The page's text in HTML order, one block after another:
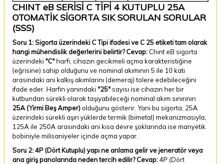
CHINT eB SERİSİ C TİPİ 4 KUTUPLU 25A
OTOMATİK SİGORTA SIK SORULAN SORULAR
(SSS)
Soru 1: Sigorta üzerindeki C Tipi ifadesi ve C 25 etiketi tam olarak
hangi mühendislik değerlerini belirtir?Cevap: Chint eB sigorta
üzerindeki "C"harfi, cihazın gecikmeli açma karakteristiğine
(eğrisine) sahip olduğunu ve nominal akımının 5 ile 10 katı
arasındaki ani kalkış akımlarını (demeraj) tolere edebileceğini
ifade eder. Harfin yanındaki "25" sayısı ise cihazın her bir
kutbundan sürekli olarak taşıyabileceği nominal akım sınırının
25A (Yirmi Beş Amper)olduğunu gösterir. Yani bu sigorta, 25A
üzerindeki sürekli aşırı yüklerde termik (bimetal) mekanizmasıyla,
125A ile 250A arasındaki ani kısa devre şoklarında ise manyetik
bobiniyle milisaniyeler içinde açma yapar.
Soru 2: 4P (Dört Kutuplu) yapı ne anlama gelir ve jeneratör veya
ana giriş panolarında neden tercih edilir?Cevap:4P (Dört